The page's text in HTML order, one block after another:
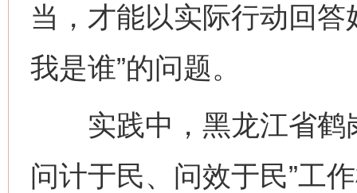
当，才能以实际行动回
我是谁”的问题。
实践中，黑龙江省鹤
问计于民、问效于民”工